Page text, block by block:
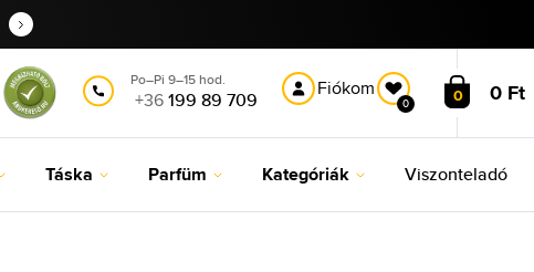
Po–Pi 9–15 hod.
+36199 89 709 Fiókom
0 0 0 Ft
Táska Parfüm Kategóriák Viszonteladó